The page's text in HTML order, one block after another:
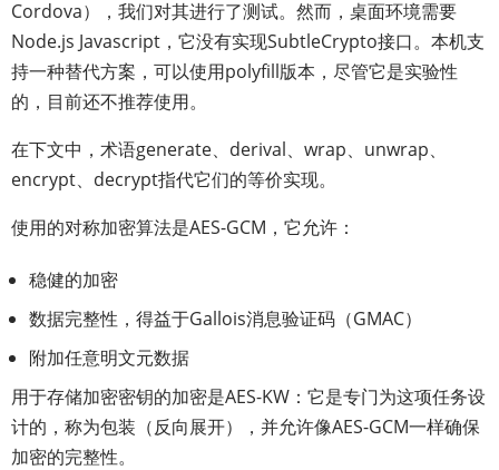
Cordova），我们对其进行了测试。然而，桌面环境需要
Node.js Javascript，它没有实现SubtleCrypto接口。本机支
持一种替代方案，可以使用polyfill版本，尽管它是实验性
的，目前还不推荐使用。
在下文中，术语generate、derival、wrap、unwrap、
encrypt、decrypt指代它们的等价实现。
使用的对称加密算法是AES-GCM，它允许：
稳健的加密
数据完整性，得益于Gallois消息验证码（GMAC）
附加任意明文元数据
用于存储加密密钥的加密是AES-KW：它是专门为这项任务设
计的，称为包装（反向展开），并允许像AES-GCM一样确保
加密的完整性。